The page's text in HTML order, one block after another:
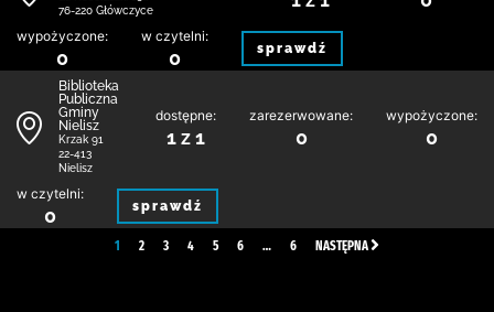
76-220 Główczyce
wypożyczone:
0
w czytelni:
0 sprawdź
Biblioteka
Publiczna
Gminy
Nielisz
Krzak 91
22-413
Nielisz
dostępne:
1 z 1
zarezerwowane:
0
wypożyczone:
0
w czytelni:
0 sprawdź
1 2 3 4 5 6 … 6 NASTĘPNA